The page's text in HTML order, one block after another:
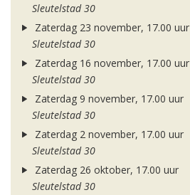
Sleutelstad 30
Zaterdag 23 november, 17.00 uur
Sleutelstad 30
Zaterdag 16 november, 17.00 uur
Sleutelstad 30
Zaterdag 9 november, 17.00 uur
Sleutelstad 30
Zaterdag 2 november, 17.00 uur
Sleutelstad 30
Zaterdag 26 oktober, 17.00 uur
Sleutelstad 30